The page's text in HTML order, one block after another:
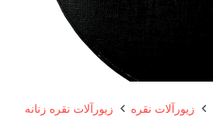
زیورآلات نقره
زیورآلات نقره زنانه